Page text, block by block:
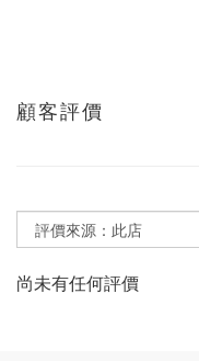
顧客評價
尚未有任何評價